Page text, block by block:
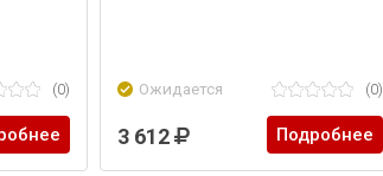
(0) Ожидается (0)
3 612 Подробнее